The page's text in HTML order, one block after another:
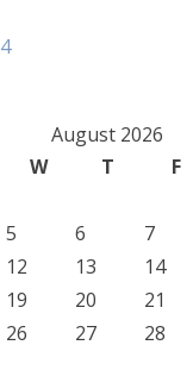
August 2026
W T F
5 6 7
12 13 14
19 20 21
26 27 28